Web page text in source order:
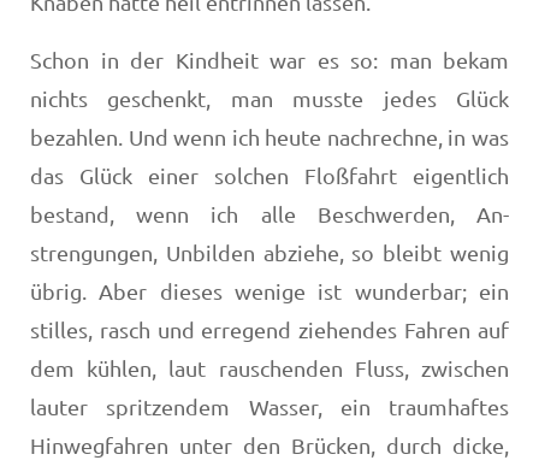
Schon in der Kindheit war es so: man bekam
nichts ge­schenkt, man musste jedes Glück
bezahlen. Und wenn ich heute nachrechne, in was
das Glück einer solchen Floß­fahrt eigentlich
bestand, wenn ich alle Beschwerden, An­
strengungen, Unbilden abziehe, so bleibt wenig
übrig. Aber dieses wenige ist wunderbar; ein
stilles, rasch und er­regend ziehendes Fahren auf
dem kühlen, laut rauschen­den Fluss, zwischen
lauter spritzendem Wasser, ein traum­haftes
Hinwegfahren unter den Brücken, durch dicke,